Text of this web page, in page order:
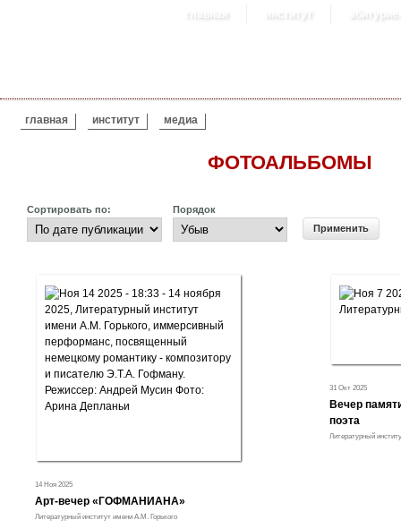
главная институт
ВЫ ЗДЕСЬ
главная институт медиа
ФОТОАЛЬБОМЫ
Сортировать по: Порядок
14 Ноя 2025
Арт-вечер «ГОФМАНИАНА»
Литературный институт имени А.М. Горького
31 Окт 2025
Вечер
поэта
Литературный